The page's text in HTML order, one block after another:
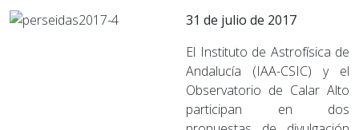
31 de julio de 2017
El Instituto de Astrofísica de
Andalucía (IAA-CSIC) y el
Observatorio de Calar Alto
participan en dos